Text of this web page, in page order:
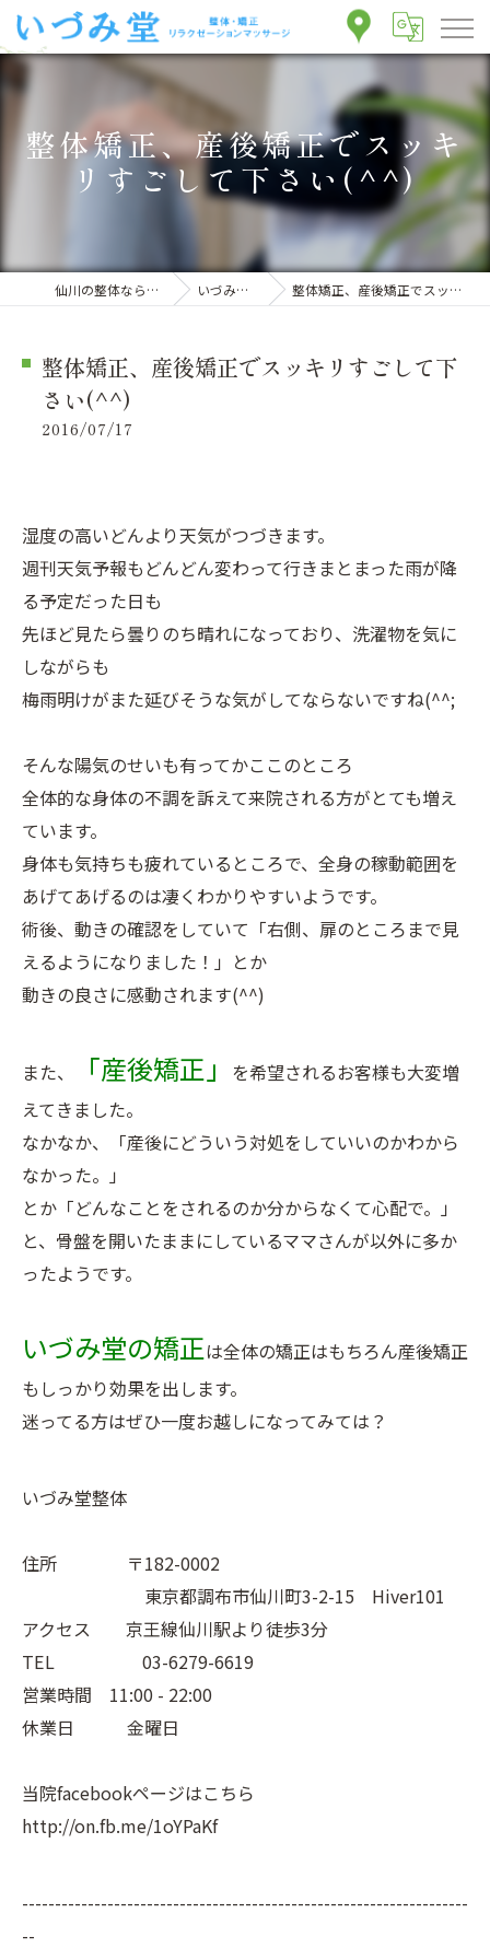
整体矯正、産後矯正でスッキ
リすごして下さい(^^)
仙川の整体ならいづみ堂整体院 いづみ堂のブログ 整体矯正、産後矯正でスッキリすごして下さい(^^)
整体矯正、産後矯正でスッキリすごして下
さい(^^)
2016/07/17
湿度の高いどんより天気がつづきます。
週刊天気予報もどんどん変わって行きまとまった雨が降
る予定だった日も
先ほど見たら曇りのち晴れになっており、洗濯物を気に
しながらも
梅雨明けがまた延びそうな気がしてならないですね(^^;
そんな陽気のせいも有ってかここのところ
全体的な身体の不調を訴えて来院される方がとても増え
ています。
身体も気持ちも疲れているところで、全身の稼動範囲を
あげてあげるのは凄くわかりやすいようです。
術後、動きの確認をしていて「右側、扉のところまで見
えるようになりました！」とか
動きの良さに感動されます(^^)
また、 「産後矯正」
を希望されるお客様も大変増
えてきました。
なかなか、「産後にどういう対処をしていいのかわから
なかった。」
とか「どんなことをされるのか分からなくて心配で。」
と、骨盤を開いたままにしているママさんが以外に多か
ったようです。
いづみ堂の矯正は全体の矯正はもちろん産後矯正
もしっかり効果を出します。
迷ってる方はぜひ一度お越しになってみては？
いづみ堂整体
住所 〒182-0002
東京都調布市仙川町3-2-15 Hiver101
アクセス 京王線仙川駅より徒歩3分
TEL 03-6279-6619
営業時間 11:00 - 22:00
休業日 金曜日
当院facebookページはこちら
http://on.fb.me/1oYPaKf
--------------------------------------------------------------------
--